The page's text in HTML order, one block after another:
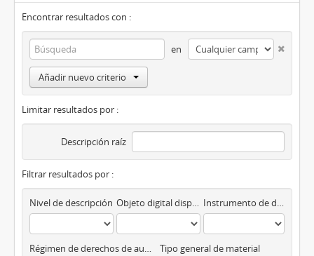
Encontrar resultados con :
en
Añadir nuevo criterio
Limitar resultados por :
Descripción raíz
Filtrar resultados por :
Nivel de descripción Objeto digital disponibles Instrumento de descripción
Régimen de derechos de autor Tipo general de material